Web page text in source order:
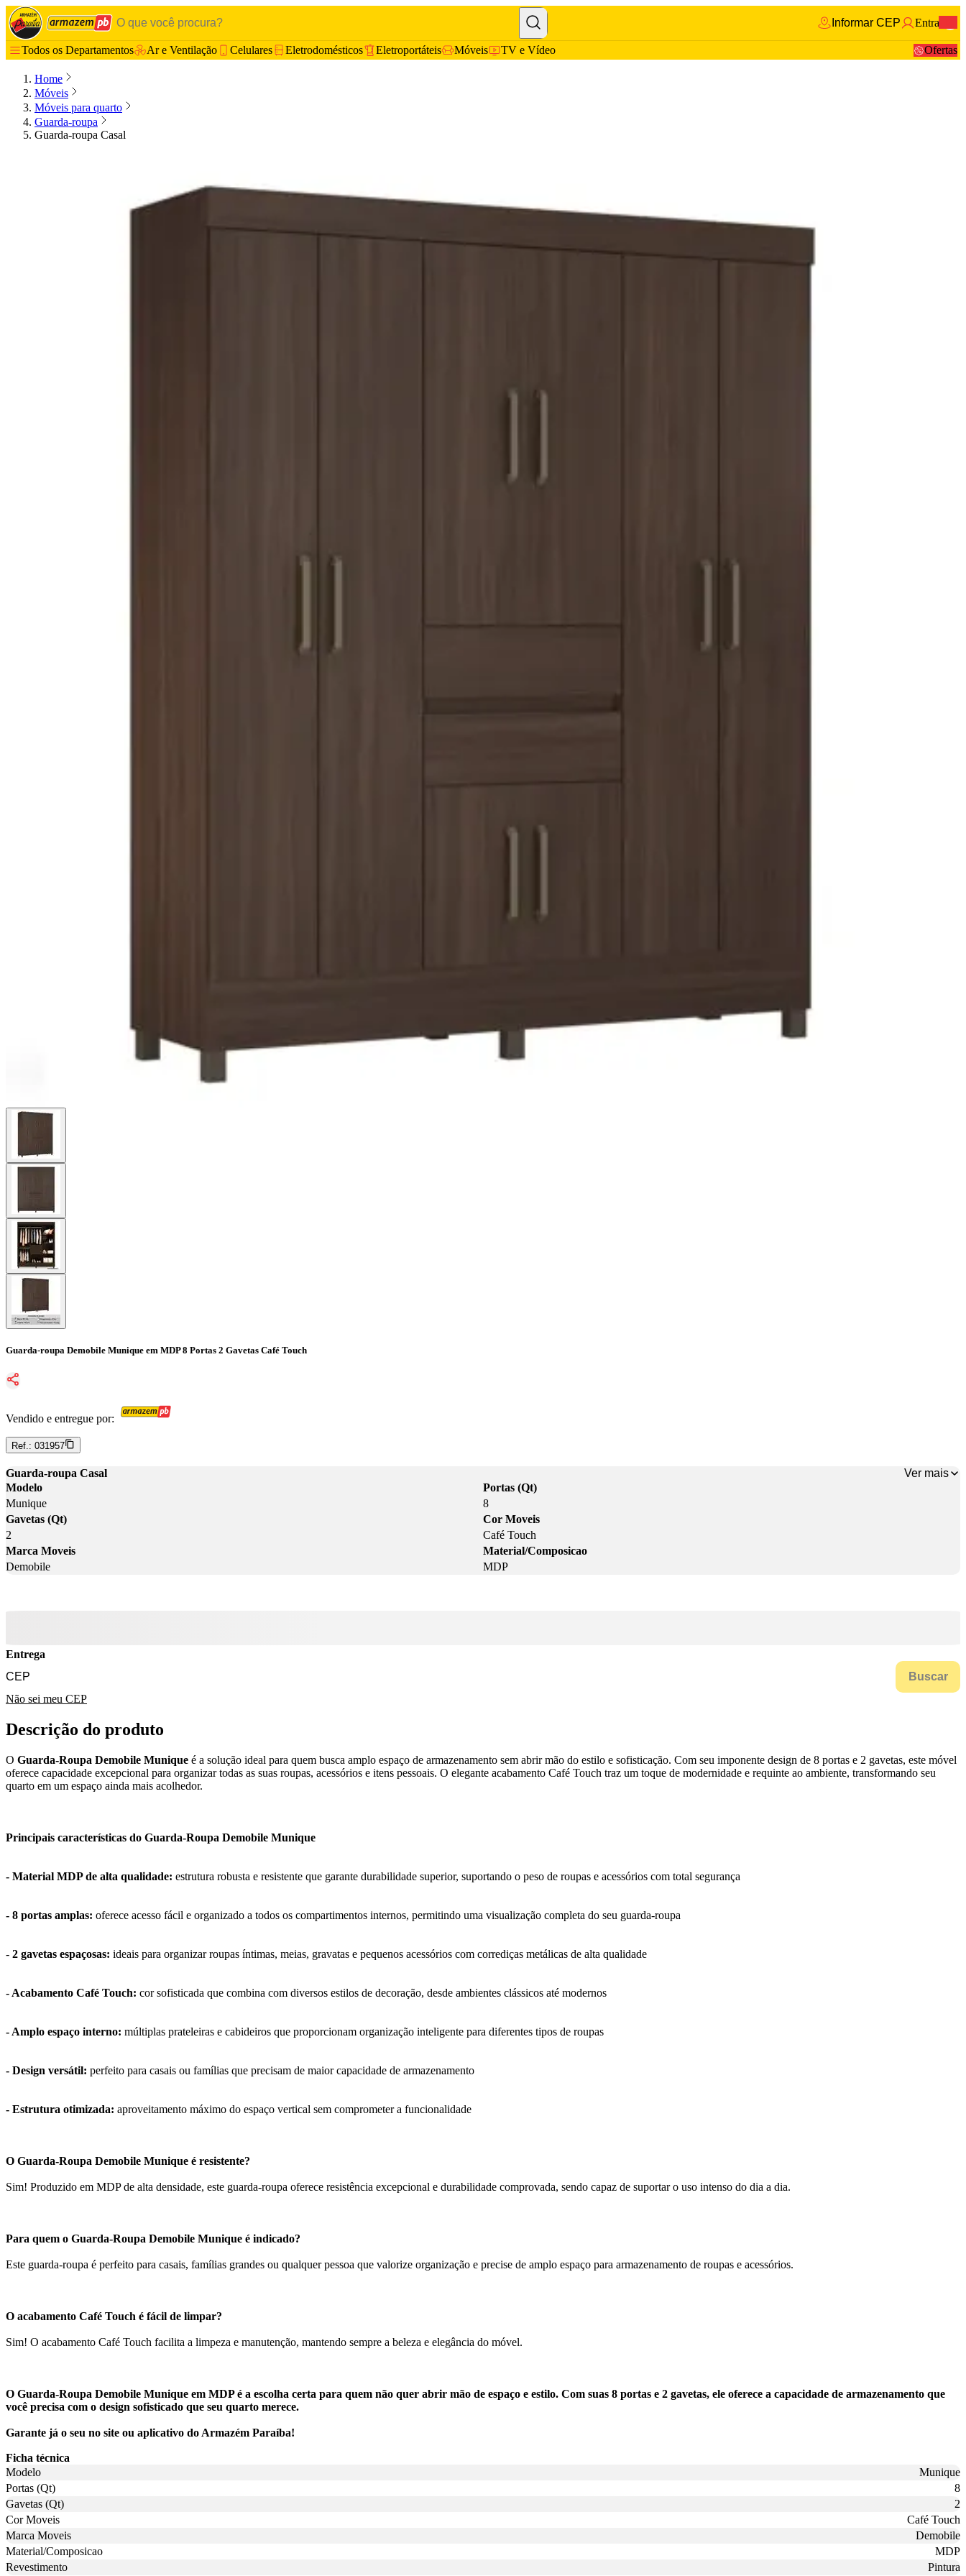
Informar CEP Entrar
Todos os Departamentos Ar e Ventilação Celulares Eletrodomésticos Eletroportáteis Móveis TV e Vídeo Ofertas
Home
Móveis
Móveis para quarto
Guarda-roupa
Guarda-roupa Casal
Guarda-roupa Demobile Munique em MDP 8 Portas 2 Gavetas Café Touch
Vendido e entregue por:
Ref.: 031957
Guarda-roupa Casal
Ver mais
Modelo
Munique
Portas (Qt)
8
Gavetas (Qt)
2
Cor Moveis
Café Touch
Marca Moveis
Demobile
Material/Composicao
MDP
Entrega
Buscar
Não sei meu CEP
Descrição do produto
O Guarda-Roupa Demobile Munique é a solução ideal para quem busca amplo espaço de armazenamento sem abrir mão do estilo e sofisticação. Com seu imponente design de 8 portas e 2 gavetas, este móvel
oferece capacidade excepcional para organizar todas as suas roupas, acessórios e itens pessoais. O elegante acabamento Café Touch traz um toque de modernidade e requinte ao ambiente, transformando seu
quarto em um espaço ainda mais acolhedor.
Principais características do Guarda-Roupa Demobile Munique
- Material MDP de alta qualidade: estrutura robusta e resistente que garante durabilidade superior, suportando o peso de roupas e acessórios com total segurança
- 8 portas amplas: oferece acesso fácil e organizado a todos os compartimentos internos, permitindo uma visualização completa do seu guarda-roupa
- 2 gavetas espaçosas: ideais para organizar roupas íntimas, meias, gravatas e pequenos acessórios com corrediças metálicas de alta qualidade
- Acabamento Café Touch: cor sofisticada que combina com diversos estilos de decoração, desde ambientes clássicos até modernos
- Amplo espaço interno: múltiplas prateleiras e cabideiros que proporcionam organização inteligente para diferentes tipos de roupas
- Design versátil: perfeito para casais ou famílias que precisam de maior capacidade de armazenamento
- Estrutura otimizada: aproveitamento máximo do espaço vertical sem comprometer a funcionalidade
O Guarda-Roupa Demobile Munique é resistente?
Sim! Produzido em MDP de alta densidade, este guarda-roupa oferece resistência excepcional e durabilidade comprovada, sendo capaz de suportar o uso intenso do dia a dia.
Para quem o Guarda-Roupa Demobile Munique é indicado?
Este guarda-roupa é perfeito para casais, famílias grandes ou qualquer pessoa que valorize organização e precise de amplo espaço para armazenamento de roupas e acessórios.
O acabamento Café Touch é fácil de limpar?
Sim! O acabamento Café Touch facilita a limpeza e manutenção, mantendo sempre a beleza e elegância do móvel.
O Guarda-Roupa Demobile Munique em MDP é a escolha certa para quem não quer abrir mão de espaço e estilo. Com suas 8 portas e 2 gavetas, ele oferece a capacidade de armazenamento que
você precisa com o design sofisticado que seu quarto merece.
Garante já o seu no site ou aplicativo do Armazém Paraíba!
Ficha técnica
Modelo
Munique
Portas (Qt)
8
Gavetas (Qt)
2
Cor Moveis
Café Touch
Marca Moveis
Demobile
Material/Composicao
MDP
Revestimento
Pintura